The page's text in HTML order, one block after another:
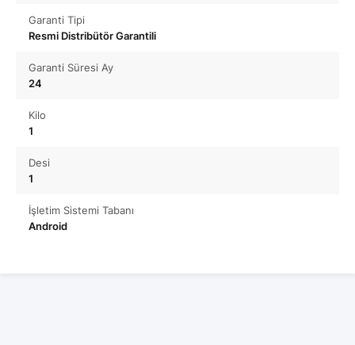
Garanti Tipi
Resmi Distribütör Garantili
Garanti Süresi Ay
24
Kilo
1
Desi
1
İşletim Sistemi Tabanı
Android